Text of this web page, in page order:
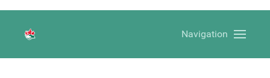
Navigation